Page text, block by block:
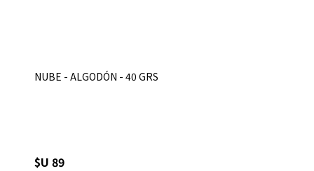
NUBE - ALGODÓN - 40 GRS
$U 89